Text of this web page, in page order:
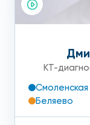
КТ-
Смоленская
Беляево